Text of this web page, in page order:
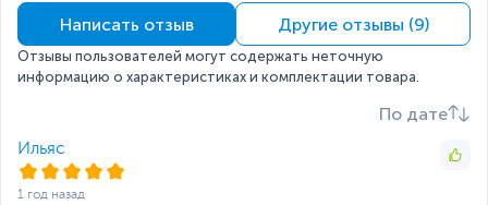
Kensington
Интерфейсы
Интерфейс
2 x HDMI,DisplayPort
Кабели в комплекте
Питание
Написать отзыв Другие отзывы (9)
Отзывы пользователей могут содержать неточную
информацию о характеристиках и комплектации товара.
По дате
Ильяс
1 год назад